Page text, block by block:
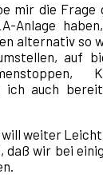
mir die Frage
Anlage
alternativ so
auf
ich auch
will weiter
daß wir bei